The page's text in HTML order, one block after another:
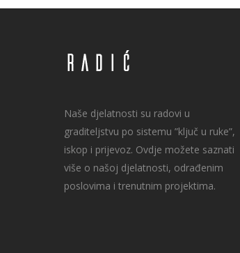
Naše djelatnosti su radovi u
graditeljstvu po sistemu ”ključ u ruke”,
iskop i prijevoz. Ovdje možete saznati
više o našoj djelatnosti, odrađenim
poslovima i trenutnim projektima.